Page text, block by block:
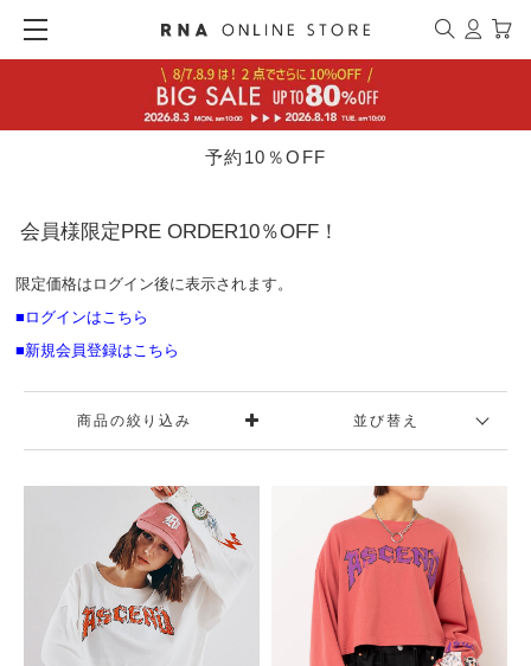
予約10％OFF
会員様限定PRE ORDER10％OFF！
限定価格はログイン後に表示されます。
■ログインはこちら
■新規会員登録はこちら
商品の絞り込み 並び替え